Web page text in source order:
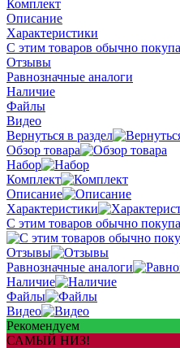
Комплект
Описание
Характеристики
С этим товаров обычно
Отзывы
Равнозначные аналоги
Наличие
Файлы
Видео
Вернуться в раздел
Обзор товара
Набор
Комплект
Описание
Характеристики
С этим товаров обычно
Отзывы
Равнозначные аналоги
Наличие
Файлы
Видео
Рекомендуем
САМЫЙ НИЗ!